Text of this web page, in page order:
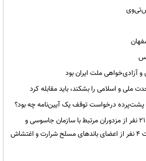
آزادی‌خواهی ملت ایران بود
ملی و اسلامی را بشکند، باید مقابله کرد
پشت‌پرده درخواست توقف یک آیین‌نامه چه بود؟
وزارت اطلاعات: شناسایی و دستگیری ۲۱ نفر از مزدوران مرتبط با سازمان جاسوسی و
تروریستی رژیم صهیونیستی و بازداشت ۴ نفر از اعضای باندهای مسلح شرارت و اغتشاش